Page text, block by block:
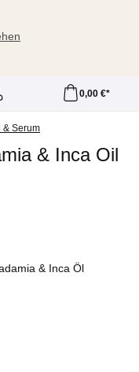
0,00 €*
& Serum
& Inca Oil